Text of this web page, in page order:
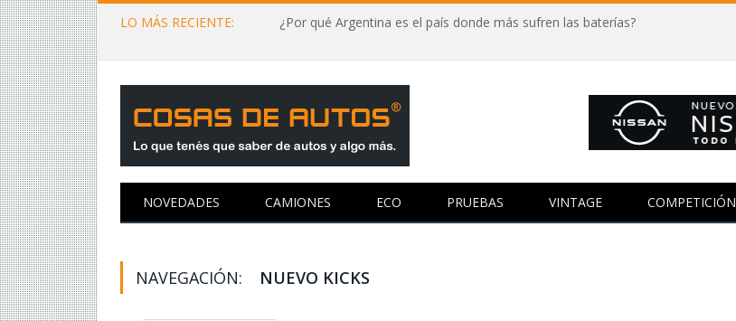
LO MÁS RECIENTE: ¿Por qué Argentina es el país donde más sufren las baterías?
NOVEDADES CAMIONES ECO PRUEBAS VINTAGE COMPETICIÓN
NAVEGACIÓN: NUEVO KICKS